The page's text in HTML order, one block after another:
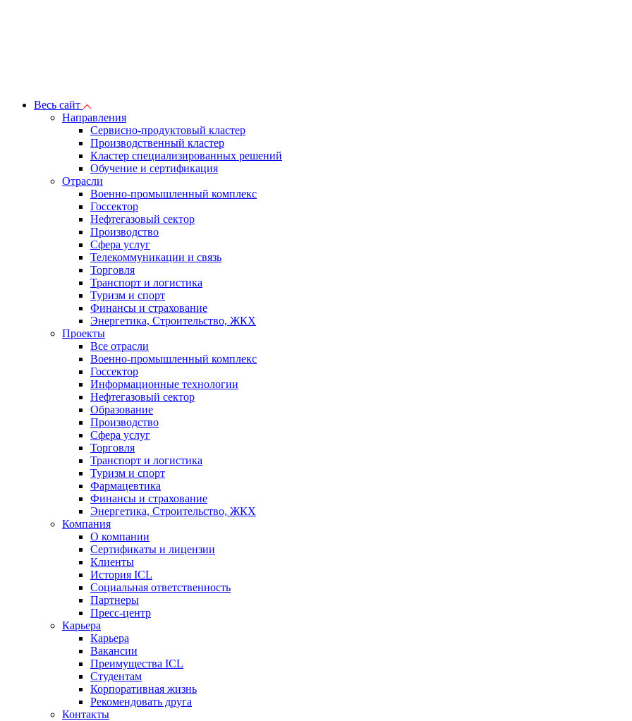
Весь сайт
Направления
Сервисно-продуктовый кластер
Производственный кластер
Кластер специализированных решений
Обучение и сертификация
Отрасли
Военно-промышленный комплекс
Госсектор
Нефтегазовый сектор
Производство
Сфера услуг
Телекоммуникации и связь
Торговля
Транспорт и логистика
Туризм и спорт
Финансы и страхование
Энергетика, Строительство, ЖКХ
Проекты
Все отрасли
Военно-промышленный комплекс
Госсектор
Информационные технологии
Нефтегазовый сектор
Образование
Производство
Сфера услуг
Торговля
Транспорт и логистика
Туризм и спорт
Фармацевтика
Финансы и страхование
Энергетика, Строительство, ЖКХ
Компания
О компании
Сертификаты и лицензии
Клиенты
История ICL
Социальная ответственность
Партнеры
Пресс-центр
Карьера
Карьера
Вакансии
Преимущества ICL
Студентам
Корпоративная жизнь
Рекомендовать друга
Контакты